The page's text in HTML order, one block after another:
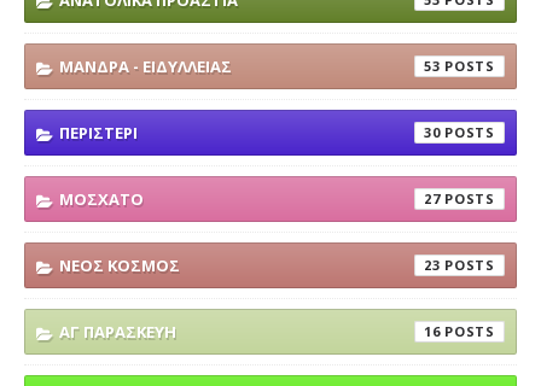
ΜΑΝΔΡΑ - ΕΙΔΥΛΛΕΙΑΣ 53
ΠΕΡΙΣΤΕΡΙ 30
ΜΟΣΧΑΤΟ 27
ΝΕΟΣ ΚΟΣΜΟΣ 23
ΑΓ ΠΑΡΑΣΚΕΥΗ 16